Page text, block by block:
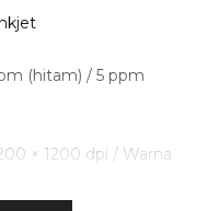
(hitam) / 5 ppm
× 1200 dpi / Warna